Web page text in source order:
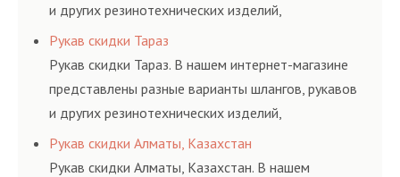
и других резинотехнических изделий,
соответствующих ГОСТам, техническим условиям
и нормативам.
Рукав скидки Тараз
Рукав скидки Тараз. В нашем интернет-магазине
представлены разные варианты шлангов, рукавов
и других резинотехнических изделий,
соответствующих ГОСТам, техническим условиям
и нормативам.
Рукав скидки Алматы, Казахстан
Рукав скидки Алматы, Казахстан. В нашем